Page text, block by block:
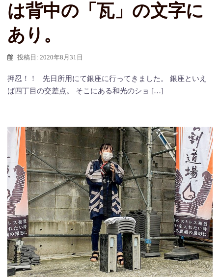
は背中の「瓦」の文字に
あり。
投稿日: 2020年8月31日
押忍！！ 先日所用にて銀座に行ってきました。 銀座といえ
ば四丁目の交差点。 そこにある和光のショ […]